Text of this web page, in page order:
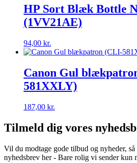
HP Sort Blæk Bottle
(1VV21AE)
94,00 kr.
Canon Gul
581XXLY)
187,00 kr.
Tilmeld dig vores
Vil du modtage gode tilbud og nyheder,
nyhedsbrev her - Bare rolig vi sender kun